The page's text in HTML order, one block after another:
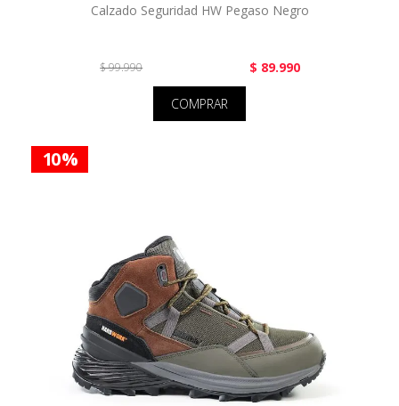
Calzado Seguridad HW Pegaso Negro
$ 99.990 $ 89.990
COMPRAR
10 %